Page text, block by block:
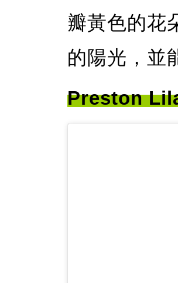
瓣黃色的花
的陽光，並
Preston